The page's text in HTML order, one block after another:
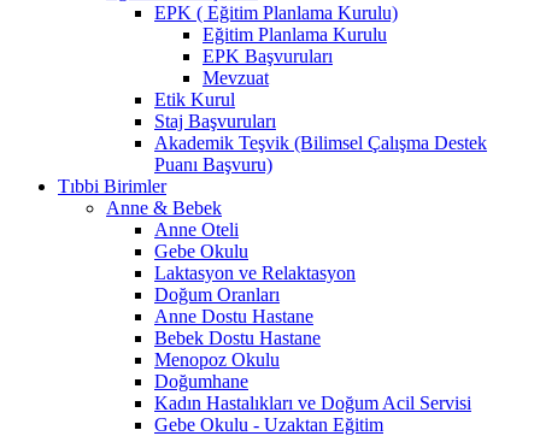
EPK ( Eğitim Planlama Kurulu)
Eğitim Planlama Kurulu
EPK Başvuruları
Mevzuat
Etik Kurul
Staj Başvuruları
Akademik Teşvik (Bilimsel Çalışma Destek
Puanı Başvuru)
Tıbbi Birimler
Anne & Bebek
Anne Oteli
Gebe Okulu
Laktasyon ve Relaktasyon
Doğum Oranları
Anne Dostu Hastane
Bebek Dostu Hastane
Menopoz Okulu
Doğumhane
Kadın Hastalıkları ve Doğum Acil Servisi
Gebe Okulu - Uzaktan Eğitim